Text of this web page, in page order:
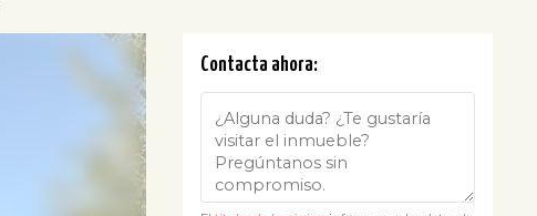
Contacta ahora: